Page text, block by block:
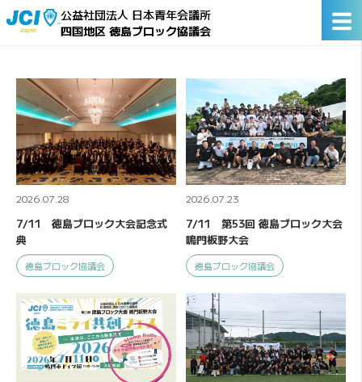
公益社団法人 日本青年会議所
四国地区 徳島ブロック協議会
☰
2026.07.28
7/11 徳島ブロック大会記念式
典
徳島ブロック協議会
2026.07.23
7/11 第53回 徳島ブロック大会
鳴門板野大会
徳島ブロック協議会